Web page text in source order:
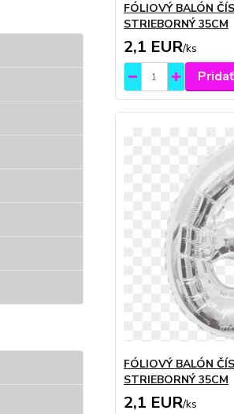
FÓLIOVÝ BALÓN
STRIEBORNÝ 35CM
2,1 EUR/ks
FÓLIOVÝ BALÓN
STRIEBORNÝ 35CM
2,1 EUR/ks